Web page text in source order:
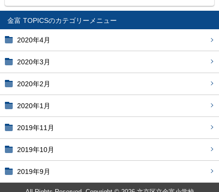
金富 TOPICS
2020年4月
2020年3月
2020年2月
2020年1月
2019年11月
2019年10月
2019年9月